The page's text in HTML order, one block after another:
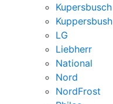
Kupersbusch
Kuppersbush
LG
Liebherr
National
Nord
NordFrost